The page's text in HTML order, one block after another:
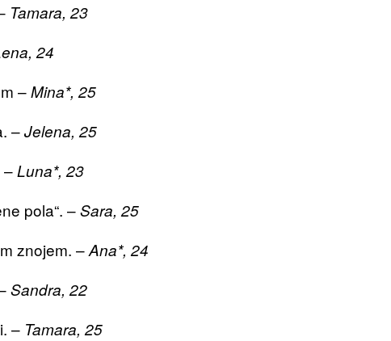
Tamara, 23
24
–Mina*, 25
–Jelena, 25
–Luna*, 23
pola“. –Sara, 25
znojem. –Ana*, 24
Sandra, 22
– Tamara, 25